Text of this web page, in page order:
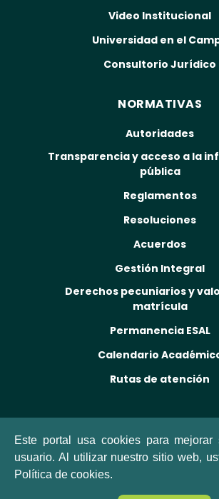
Video Institucional
Universidad en el
Consultorio Jurídico
NORMATIVAS
Autoridades
Transparencia y acceso a la
pública
Reglamentos
Resoluciones
Acuerdos
Gestión Integral
Derechos pecuniarios y
matrícula
Permanencia ESAL
Calendario
Rutas de atención
Este portal usa cookies para mejorar
usuario. Al utilizar nuestro sitio web,
Política de cookies.